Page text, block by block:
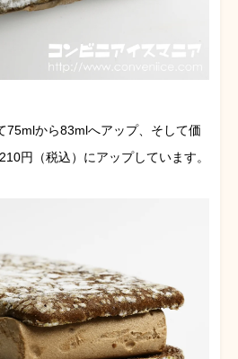
75mlから83mlへアップ、そして価
円（税込）にアップしています。